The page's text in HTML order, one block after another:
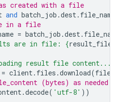
created with a file
and batch_job .dest. file_name
in a file
= batch_job .dest.
are in file: {
result file content..."
= client. files .download(file
(bytes) as needed
.decode( 'utf-8' ))